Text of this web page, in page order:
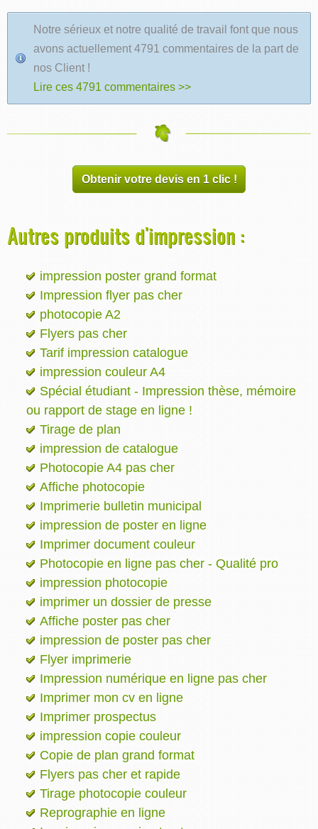
Notre sérieux et notre qualité de travail font que nous
avons actuellement 4791 commentaires de la part de
nos Client !
Lire ces 4791 commentaires >>
Obtenir votre devis en 1 clic !
Autres produits d'impression :
impression poster grand format
Impression flyer pas cher
photocopie A2
Flyers pas cher
Tarif impression catalogue
impression couleur A4
Spécial étudiant - Impression thèse, mémoire
ou rapport de stage en ligne !
Tirage de plan
impression de catalogue
Photocopie A4 pas cher
Affiche photocopie
Imprimerie bulletin municipal
impression de poster en ligne
Imprimer document couleur
Photocopie en ligne pas cher - Qualité pro
impression photocopie
imprimer un dossier de presse
Affiche poster pas cher
impression de poster pas cher
Flyer imprimerie
Impression numérique en ligne pas cher
Imprimer mon cv en ligne
Imprimer prospectus
impression copie couleur
Copie de plan grand format
Flyers pas cher et rapide
Tirage photocopie couleur
Reprographie en ligne